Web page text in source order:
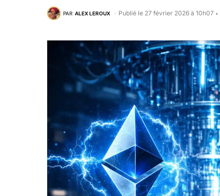
PAR ALEX LEROUX Publié le 27 février 2026 à 10h07 •